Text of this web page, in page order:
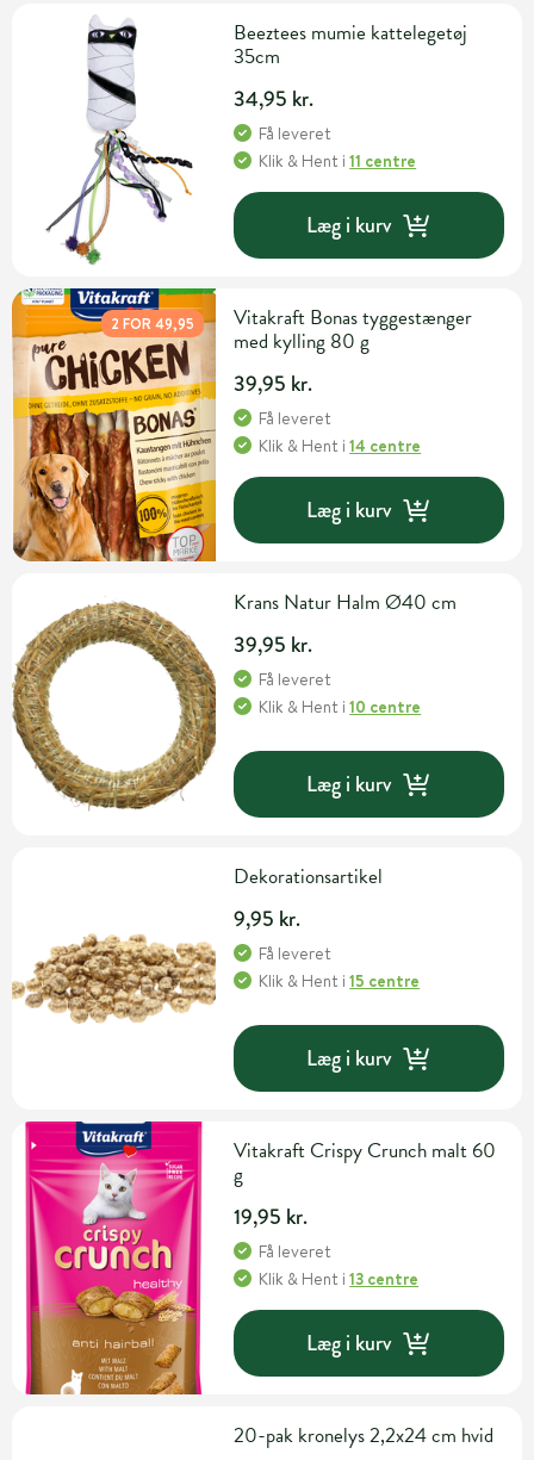
Beeztees mumie kattelegetøj
35cm
34,95 kr.
Få leveret
Klik & Hent i11 centre
Læg i kurv
2 FOR 49,95
Vitakraft Bonas tyggestænger
med kylling 80 g
39,95 kr.
Få leveret
Klik & Hent i14 centre
Læg i kurv
Krans Natur Halm Ø40 cm
39,95 kr.
Få leveret
Klik & Hent i10 centre
Læg i kurv
Dekorationsartikel
9,95 kr.
Få leveret
Klik & Hent i15 centre
Læg i kurv
Vitakraft Crispy Crunch malt 60
g
19,95 kr.
Få leveret
Klik & Hent i13 centre
Læg i kurv
20-pak kronelys 2,2x24 cm hvid